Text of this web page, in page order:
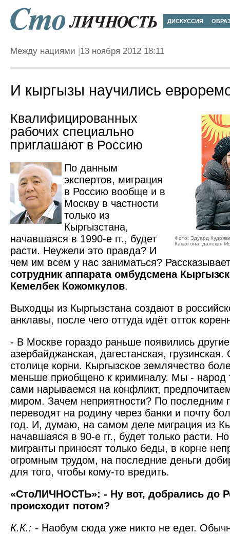
ДИСКУССИЯ
Между нациями 13 ноября 2012 18:11
И кыргызы научились
Фото: Эдуард
Какая она, далекая
Квалифицированных
рабочих специально
приглашают в Россию
По данным
экспертов, миграция
в Россию вообще и в
Москву в частности
только из
Кыргызстана,
начавшаяся в 1990-е гг., будет
расти. Неужели это правда? И
чем им всем у нас заниматься?
сотрудник аппарата омбудсмена
Кемелбек Кожомкулов.
Выходцы из Кыргызстана создают в
анклавы, после чего оттуда идёт отток
- В Москве гораздо раньше появились
азербайджанская, дагестанская,
столице корни. Кыргызское землячество
меньше приобщено к криминалу. Мы - народ
сами нарываемся на конфликт,
миром. Зачем неприятности? По последним
переводят на родину через банки и почту
год. И, думаю, на самом деле миграция из
начавшаяся в 90-е гг., будет только расти.
мигранты приносят только беды, в корне
огромным трудом, на последние деньги
для того, чтобы кому-то вредить.
«СтоЛИЧНОСТЬ»: - Ну вот, добрались до
происходит потом?
К.К.: - Наобум сюда уже никто не едет.